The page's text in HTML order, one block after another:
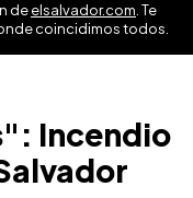
deelsalvador.com . Te
coincidimos todos.
Incendio